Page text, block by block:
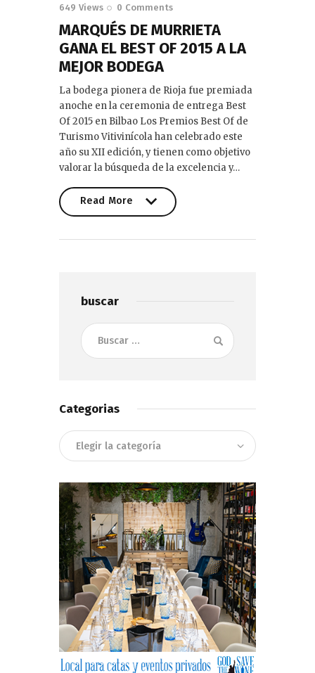
649 Views 0 Comments
MARQUÉS DE MURRIETA
GANA EL BEST OF 2015 A LA
MEJOR BODEGA
La bodega pionera de Rioja fue premiada
anoche en la ceremonia de entrega Best
Of 2015 en Bilbao Los Premios Best Of de
Turismo Vitivinícola han celebrado este
año su XII edición, y tienen como objetivo
valorar la búsqueda de la excelencia y…
Read More
buscar
Buscar:
Categorias
Categorias